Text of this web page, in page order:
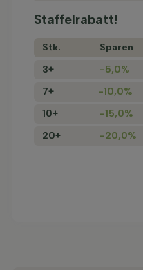
Staffelrabatt!
Stk. Sparen
3+
-5,0%
7+
-10,0%
10+
-15,0%
20+
-20,0%